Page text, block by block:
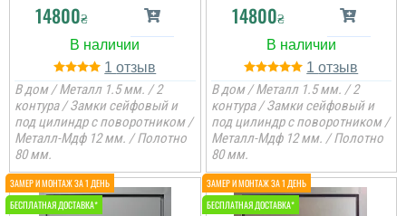
14800₴
1
В дом / Металл 1.5 мм. / 2
контура / Замки сейфовый и
под цилиндр с поворотником /
Металл-Мдф 12 мм. / Полотно
80 мм.
14800₴
1
В дом / Металл 1.5 мм. / 2
контура / Замки сейфовый и
под цилиндр с поворотником /
Металл-Мдф 12 мм. / Полотно
80 мм.